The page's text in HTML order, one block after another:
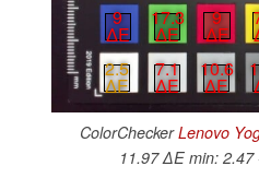
9
∆E
17.3
∆E
9
∆E
2.5
∆E
7.1
∆E
10.6
∆E
ColorCheckerLenovo
11.97 ∆E min: